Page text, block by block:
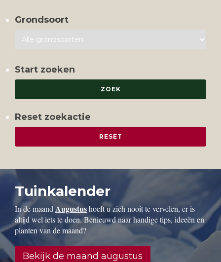
Grondsoort
Start zoeken
Reset zoekactie
Tuinkalender
In de maandAugustushoeft u zich nooit te vervelen, er is
altijd wel iets te doen. Benieuwd naar handige tips, ideeën en
planten van de maand?
Bekijk de maand augustus